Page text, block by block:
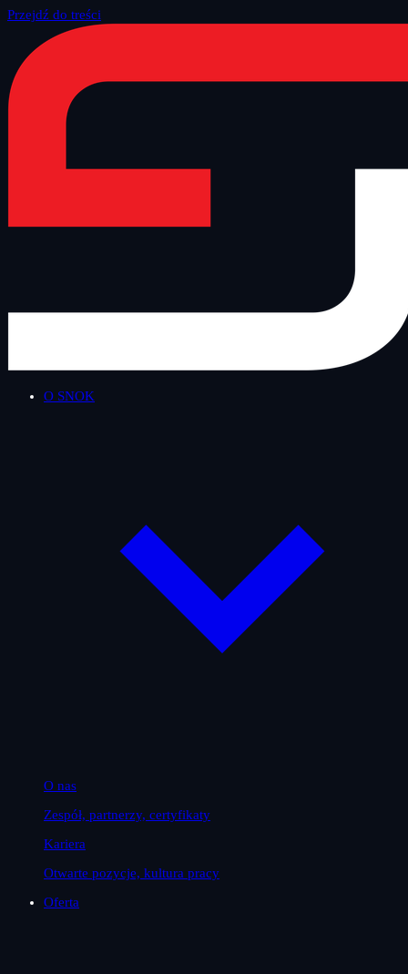
Przejdź do treści
O SNOK
O nas
Zespół, partnerzy, certyfikaty
Kariera
Otwarte pozycje, kultura pracy
Oferta
Strona główna